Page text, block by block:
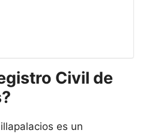
Civil de
es un